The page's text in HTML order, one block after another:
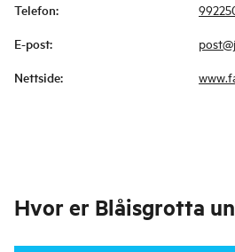
Telefon:
E-post:
Nettside:
Hvor er Blåisgrotta